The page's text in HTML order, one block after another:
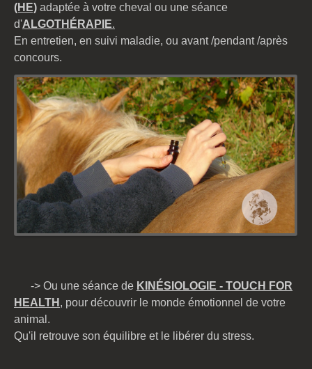
(HE) adaptée à votre cheval ou une séance
d'ALGOTHÉRAPIE.
En entretien, en suivi maladie, ou avant /pendant /après
concours.
-> Ou une séance de KINÉSIOLOGIE - TOUCH FOR
HEALTH , pour découvrir le monde émotionnel de votre
animal.
Qu'il retrouve son équilibre et le libérer du stress.